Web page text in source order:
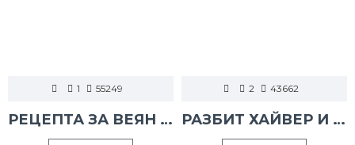
1 55249
РЕЦЕПТА ЗА ВЕЯН ПАЛАМУД
2 43662
РАЗБИТ ХАЙВЕР И ТАРАМА